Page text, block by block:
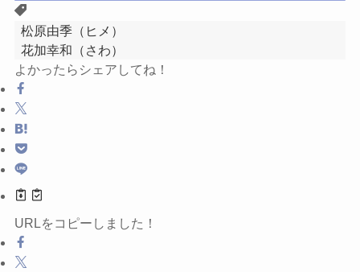
松原由季（ヒメ）
花加幸和（さわ）
よかったらシェアしてね！
URLをコピーしました！